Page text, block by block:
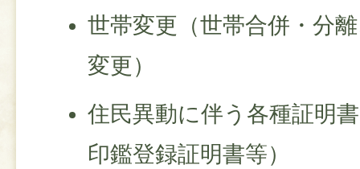
世帯変更（世帯合併・分
変更）
住民異動に伴う各種証明
印鑑登録証明書等）